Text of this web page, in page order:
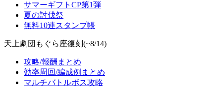
サマーギフトCP第1弾
夏の討伐祭
無料10連スタンプ帳
天上劇団もぐら座復刻(~8/14)
攻略/報酬まとめ
効率周回/編成例まとめ
マルチバトルボス攻略